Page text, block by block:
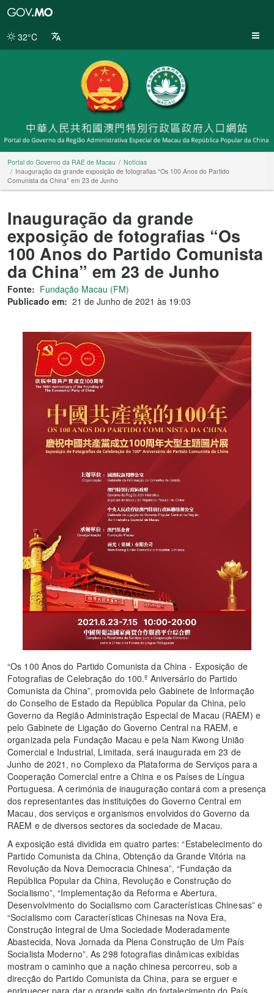
da
32°C
Portal do Governo da RAE de Macau
Notícias
Inauguração da grande exposição de fotografias “Os 100 Anos do Partido
Comunista da China” em 23 de Junho
Inauguração da grande
exposição de fotografias “Os
100 Anos do Partido Comunista
da China” em 23 de Junho
Fonte: Fundação Macau (FM)
Publicado em: 21 de Junho de 2021 às 19:03
“Os 100 Anos do Partido Comunista da China - Exposição de
Fotografias de Celebração do 100.º Aniversário do Partido
Comunista da China”, promovida pelo Gabinete de Informação
do Conselho de Estado da República Popular da China, pelo
Governo da Região Administração Especial de Macau (RAEM) e
pelo Gabinete de Ligação do Governo Central na RAEM, e
organizada pela Fundação Macau e pela Nam Kwong União
Comercial e Industrial, Limitada, será inaugurada em 23 de
Junho de 2021, no Complexo da Plataforma de Serviços para a
Cooperação Comercial entre a China e os Países de Língua
Portuguesa. A cerimónia de inauguração contará com a presença
dos representantes das instituições do Governo Central em
Macau, dos serviços e organismos envolvidos do Governo da
RAEM e de diversos sectores da sociedade de Macau.
A exposição está dividida em quatro partes: “Estabelecimento do
Partido Comunista da China, Obtenção da Grande Vitória na
Revolução da Nova Democracia Chinesa”, “Fundação da
República Popular da China, Revolução e Construção do
Socialismo”, “Implementação da Reforma e Abertura,
Desenvolvimento do Socialismo com Características Chinesas” e
“Socialismo com Características Chinesas na Nova Era,
Construção Integral de Uma Sociedade Moderadamente
Abastecida, Nova Jornada da Plena Construção de Um País
Socialista Moderno”. As 298 fotografias dinâmicas exibidas
mostram o caminho que a nação chinesa percorreu, sob a
direcção do Partido Comunista da China, para se erguer e
enriquecer para dar o grande salto do fortalecimento do País